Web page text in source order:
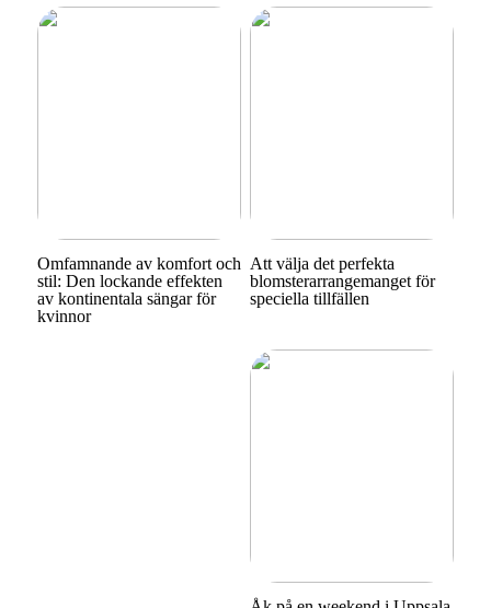
Omfamnande av komfort och
stil: Den lockande effekten
av kontinentala sängar för
kvinnor
Att välja det perfekta
blomsterarrangemanget för
speciella tillfällen